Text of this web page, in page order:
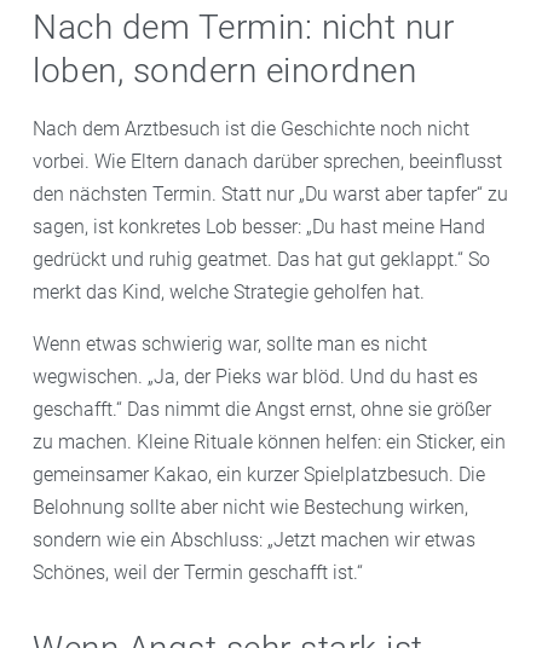
Nach dem Termin: nicht nur
loben, sondern einordnen
Nach dem Arztbesuch ist die Geschichte noch nicht
vorbei. Wie Eltern danach darüber sprechen, beeinflusst
den nächsten Termin. Statt nur „Du warst aber tapfer“ zu
sagen, ist konkretes Lob besser: „Du hast meine Hand
gedrückt und ruhig geatmet. Das hat gut geklappt.“ So
merkt das Kind, welche Strategie geholfen hat.
Wenn etwas schwierig war, sollte man es nicht
wegwischen. „Ja, der Pieks war blöd. Und du hast es
geschafft.“ Das nimmt die Angst ernst, ohne sie größer
zu machen. Kleine Rituale können helfen: ein Sticker, ein
gemeinsamer Kakao, ein kurzer Spielplatzbesuch. Die
Belohnung sollte aber nicht wie Bestechung wirken,
sondern wie ein Abschluss: „Jetzt machen wir etwas
Schönes, weil der Termin geschafft ist.“